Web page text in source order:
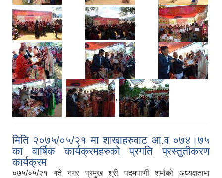
, , ,
, , ,
, ,
मिति २०७५/०५/२१ मा शाखाहरुवाट आ.व ०७४।७५
का वार्षिक कार्यक्रमहरुको प्रगति प्रस्तुतीकरण
कार्यक्रम
०७५/०५/२१ गते नगर प्रमुख श्री पदमपाणी शर्माको अध्यक्षतामा